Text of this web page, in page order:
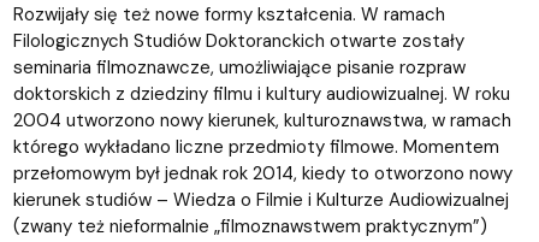
Rozwijały się też nowe formy kształcenia. W ramach
Filologicznych Studiów Doktoranckich otwarte zostały
seminaria filmoznawcze, umożliwiające pisanie rozpraw
doktorskich z dziedziny filmu i kultury audiowizualnej. W roku
2004 utworzono nowy kierunek, kulturoznawstwa, w ramach
którego wykładano liczne przedmioty filmowe. Momentem
przełomowym był jednak rok 2014, kiedy to otworzono nowy
kierunek studiów – Wiedza o Filmie i Kulturze Audiowizualnej
(zwany też nieformalnie „filmoznawstwem praktycznym”)